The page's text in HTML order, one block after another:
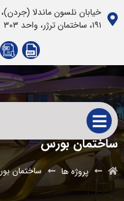
خیابان نلسون ماندلا
١٩١، ساختمان ترژر، واحد ٣٠٣
ساختمان بورس
پروژه ها ساختمان